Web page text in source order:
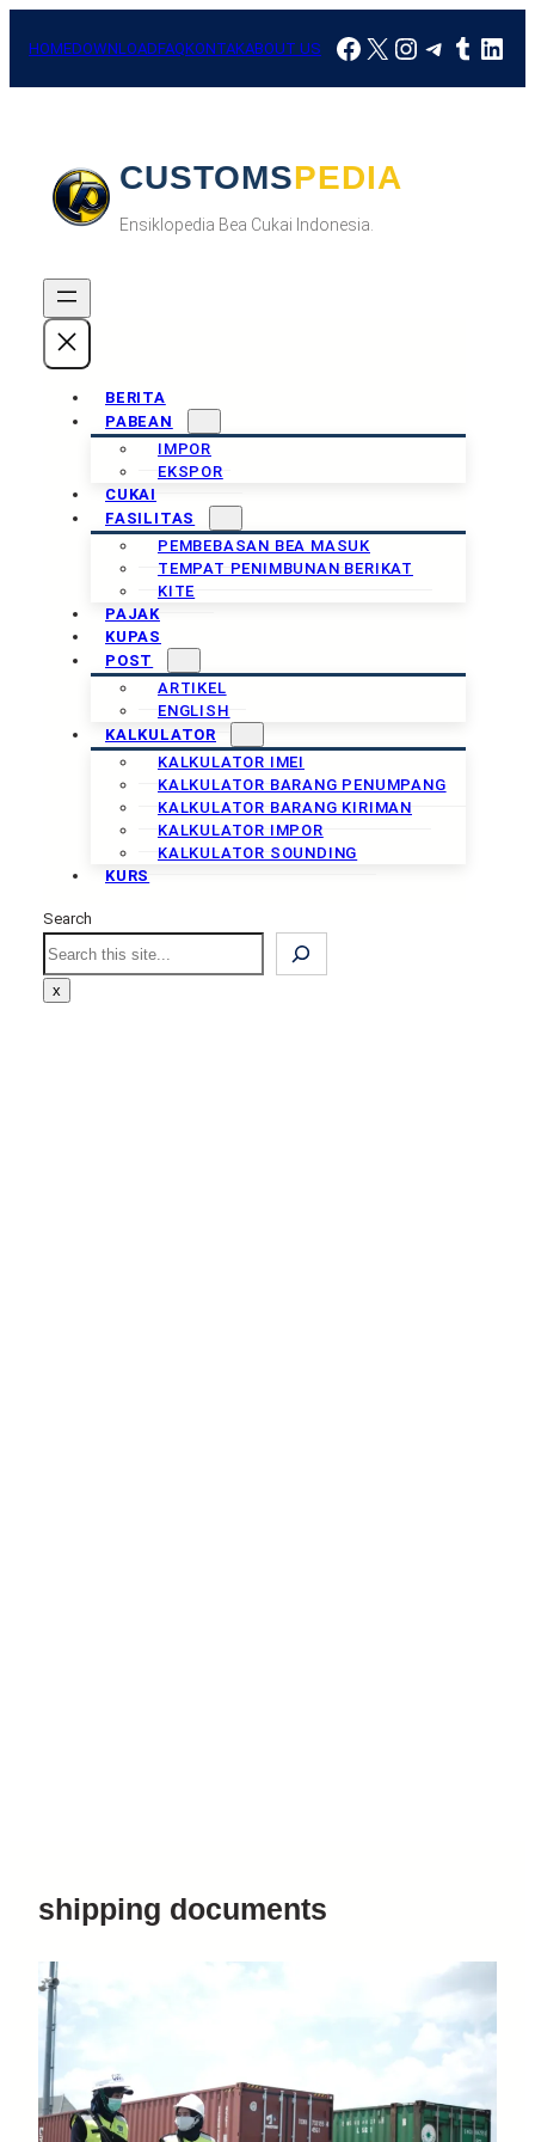
HOMEDOWNLOADFAQKONTAKABOUT US Facebook
X Instagram
CUSTOMSPEDIA
Ensiklopedia Bea Cukai Indonesia.
BERITA
PABEAN
IMPOR
EKSPOR
CUKAI
FASILITAS
PEMBEBASAN BEA MASUK
TEMPAT PENIMBUNAN BERIKAT
KITE
PAJAK
KUPAS
POST
ARTIKEL
ENGLISH
KALKULATOR
KALKULATOR IMEI
KALKULATOR BARANG PENUMPANG
KALKULATOR BARANG KIRIMAN
KALKULATOR IMPOR
KALKULATOR SOUNDING
KURS
Search
Search
x
shipping documents